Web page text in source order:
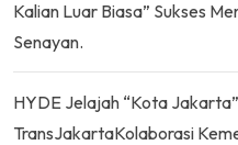
Kalian Luar Biasa” Sukses
Senayan.
HYDE Jelajah “Kota
TransJakartaKolaborasi